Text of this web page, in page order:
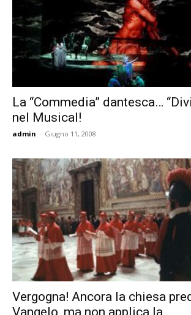
La “Commedia” dantesca…
nel Musical!
admin - Giugno 11, 2008
Vergogna! Ancora la chiesa
Vangelo, ma non applica la...